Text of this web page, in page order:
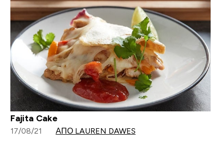
Fajita Cake
17/08/21 ΑΠΌ LAUREN DAWES